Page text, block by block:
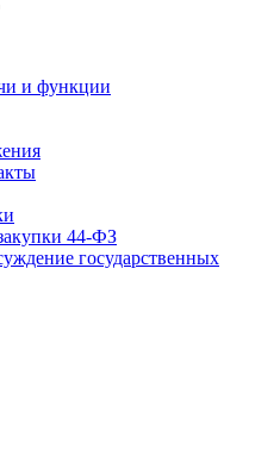
и функции
44-ФЗ
государственных